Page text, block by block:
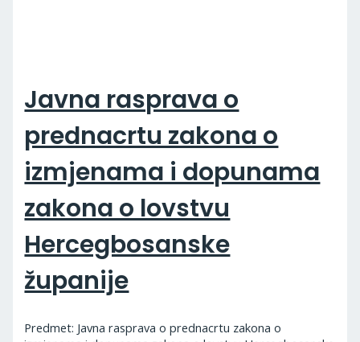
Javna rasprava o
prednacrtu zakona o
izmjenama i dopunama
zakona o lovstvu
Hercegbosanske
županije
Predmet: Javna rasprava o prednacrtu zakona o